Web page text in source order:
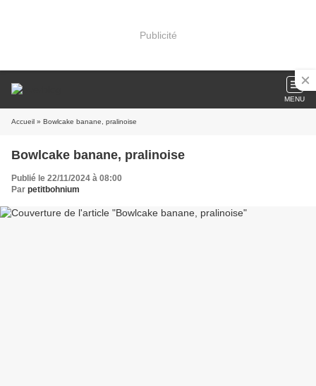
Publicité
MENU
Accueil » Bowlcake banane, pralinoise
Bowlcake banane, pralinoise
Publié le 22/11/2024 à 08:00
Par petitbohnium